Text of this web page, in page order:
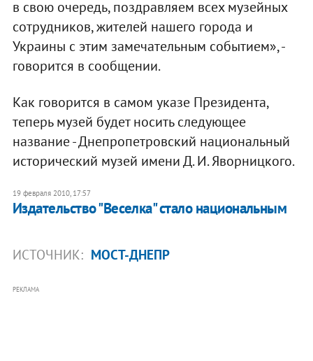
в свою очередь, поздравляем всех музейных
сотрудников, жителей нашего города и
Украины с этим замечательным событием», -
говорится в сообщении.
Как говорится в самом указе Президента,
теперь музей будет носить следующее
название - Днепропетровский национальный
исторический музей имени Д. И. Яворницкого.
19 февраля 2010, 17:57
Издательство "Веселка" стало национальным
ИСТОЧНИК: МОСТ-ДНЕПР
РЕКЛАМА